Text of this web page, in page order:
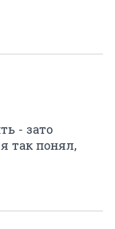
- зато
так понял,